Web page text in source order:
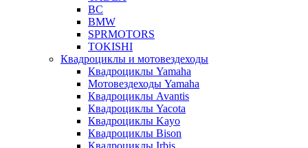
BC
BMW
SPRMOTORS
TOKISHI
Квадроциклы и мотовездеходы
Квадроциклы Yamaha
Мотовездеходы Yamaha
Квадроциклы Avantis
Квадроциклы Yacota
Квадроциклы Kayo
Квадроциклы Bison
Квадроциклы Irbis